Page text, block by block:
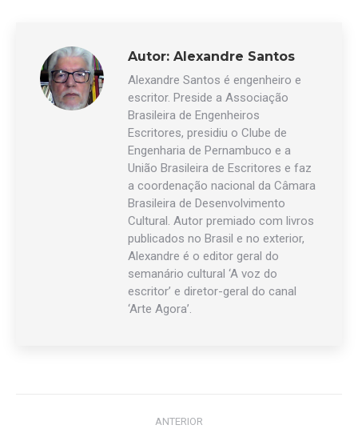
Autor: Alexandre Santos
Alexandre Santos é engenheiro e
escritor. Preside a Associação
Brasileira de Engenheiros
Escritores, presidiu o Clube de
Engenharia de Pernambuco e a
União Brasileira de Escritores e faz
a coordenação nacional da Câmara
Brasileira de Desenvolvimento
Cultural. Autor premiado com livros
publicados no Brasil e no exterior,
Alexandre é o editor geral do
semanário cultural ‘A voz do
escritor’ e diretor-geral do canal
‘Arte Agora’.
NavegaçãoANTERIOR